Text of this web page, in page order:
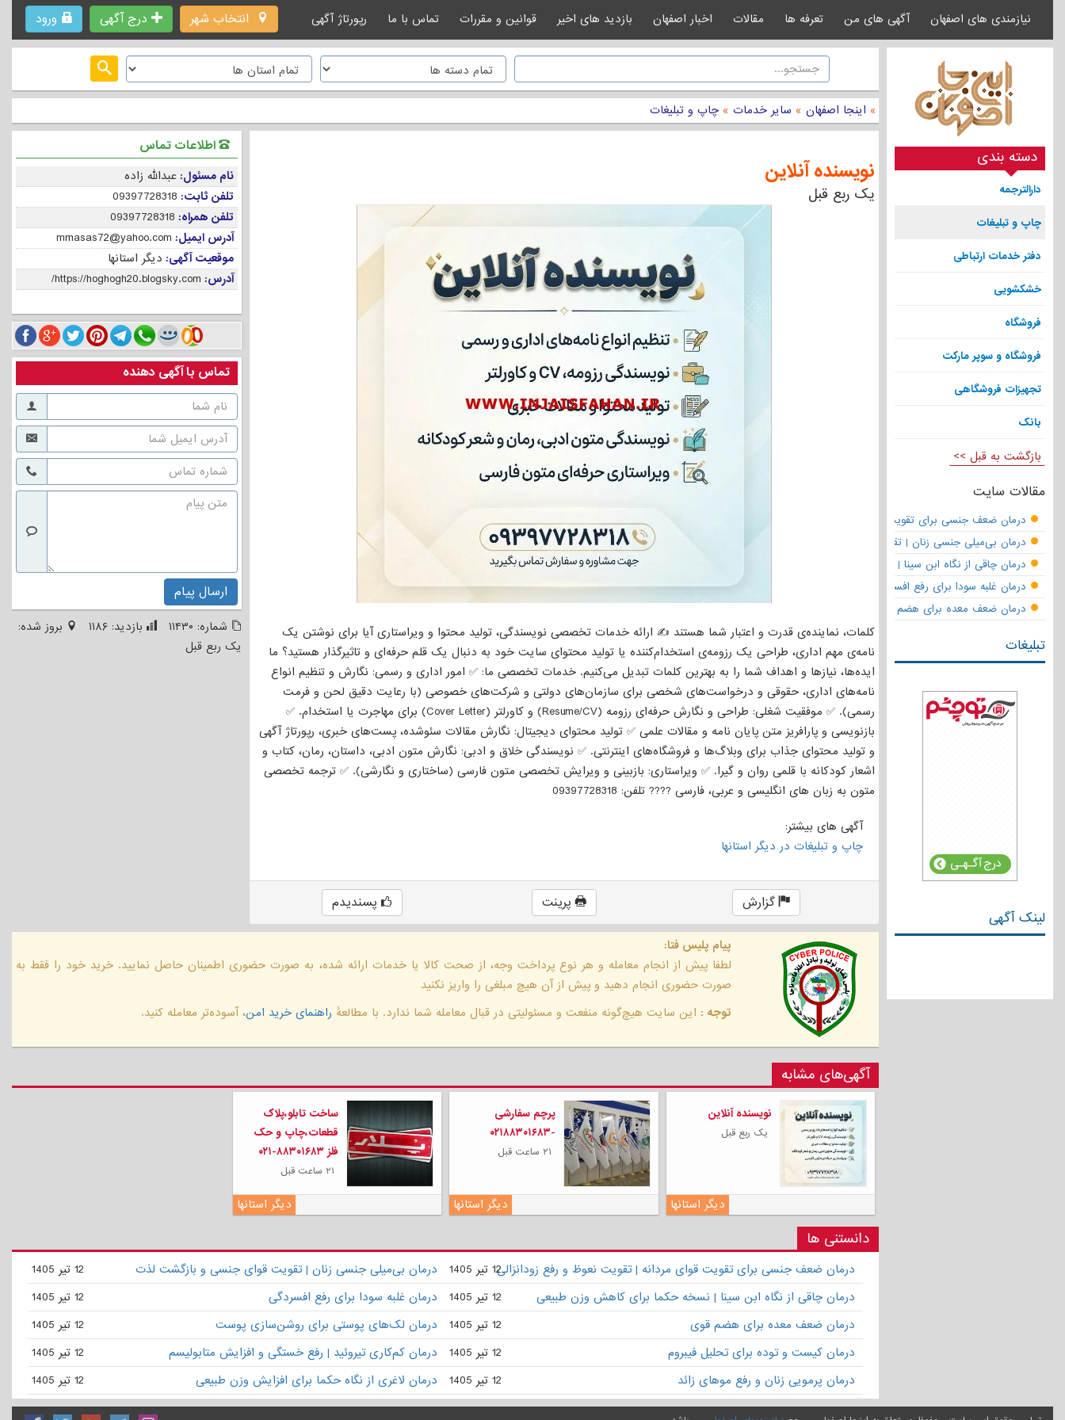
انتخاب شهر درج آگهی ورود نیازمندی های اصفهان آگهی های من تعرفه ها مقالات اخبار اصفهان بازدید های اخیر قوانین و مقررات تماس با ما رپورتاژ آگهی
دسته بندی
دارالترجمه
چاپ و تبلیغات
دفتر خدمات ارتباطی
خشکشویی
فروشگاه
فروشگاه و سوپر مارکت
تجهیزات فروشگاهی
بانک
بازگشت به قبل >>
مقالات سایت
درمان ضعف جنسی برای تقویت قوای مردانه | تقویت نعوظ و رفع زودانزالی
درمان بی‌میلی جنسی زنان | تقویت قوای جنسی و بازگشت لذت
درمان چاقی از نگاه ابن سینا | نسخه حکما برای کاهش وزن طبیعی
درمان غلبه سودا برای رفع افسردگی
درمان ضعف معده برای هضم قوی
تبلیغات
لینک آگهی
» اینجا اصفهان » سایر خدمات » چاپ و تبلیغات
اطلاعات تماس
نام مسئول: عبدالله زاده
تلفن ثابت: 09397728318
تلفن همراه: 09397728318
آدرس ایمیل: mmasas72@yahoo.com
موقعیت آگهی: دیگر استانها
آدرس: https://hoghogh20.blogsky.com/
تماس با آگهی دهنده
ارسال پیام
شماره: ۱۱۴۳۰ بازدید: ۱۱۸۶
بروز شده:
یک ربع قبل
نویسنده آنلاین
یک ربع قبل
کلمات، نماینده‌ی قدرت و اعتبار شما هستند ✍️ ارائه خدمات تخصصی نویسندگی، تولید محتوا و ویراستاری آیا برای نوشتن یک
نامه‌ی مهم اداری، طراحی یک رزومه‌ی استخدام‌کننده یا تولید محتوای سایت خود به دنبال یک قلم حرفه‌ای و تاثیرگذار هستید؟ ما
ایده‌ها، نیازها و اهداف شما را به بهترین کلمات تبدیل می‌کنیم. خدمات تخصصی ما: ✅ امور اداری و رسمی: نگارش و تنظیم انواع
نامه‌های اداری، حقوقی و درخواست‌های شخصی برای سازمان‌های دولتی و شرکت‌های خصوصی (با رعایت دقیق لحن و فرمت
رسمی). ✅ موفقیت شغلی: طراحی و نگارش حرفه‌ای رزومه (Resume/CV) و کاورلتر (Cover Letter) برای مهاجرت یا استخدام. ✅
بازنویسی و پارافریز متن پایان نامه و مقالات علمی ✅ تولید محتوای دیجیتال: نگارش مقالات سئوشده، پست‌های خبری، رپورتاژ آگهی
و تولید محتوای جذاب برای وبلاگ‌ها و فروشگاه‌های اینترنتی. ✅ نویسندگی خلاق و ادبی: نگارش متون ادبی، داستان، رمان، کتاب و
اشعار کودکانه با قلمی روان و گیرا. ✅ ویراستاری: بازبینی و ویرایش تخصصی متون فارسی (ساختاری و نگارشی). ✅ ترجمه تخصصی
متون به زبان های انگلیسی و عربی، فارسی ???? تلفن: 09397728318
آگهی های بیشتر:
چاپ و تبلیغات در دیگر استانها
گزارش پرینت پسندیدم
پیام پلیس فتا:
لطفا پیش از انجام معامله و هر نوع پرداخت وجه، از صحت کالا یا خدمات ارائه شده، به صورت حضوری اطمینان حاصل نمایید. خرید خود را فقط به
صورت حضوری انجام دهید و پیش از آن هیچ مبلغی را واریز نکنید
توجه : این سایت هیچ‌گونه منفعت و مسئولیتی در قبال معامله شما ندارد. با مطالعهٔ راهنمای خرید امن، آسوده‌تر معامله کنید.
آگهی‌های مشابه
نویسنده آنلاین
یک ربع قبل
دیگر استانها
پرچم سفارشی
-۰۲۱۸۸۳۰۱۶۸۳
۲۱ ساعت قبل
دیگر استانها
ساخت تابلو،پلاک
قطعات،چاپ و حک
فلز ۸۸۳۰۱۶۸۳-۰۲۱
۲۱ ساعت قبل
دیگر استانها
دانستنی ها
درمان ضعف جنسی برای تقویت قوای مردانه | تقویت نعوظ و رفع زودانزالی12 تیر 1405 درمان بی‌میلی جنسی زنان | تقویت قوای جنسی و بازگشت لذت
12 تیر 1405
درمان چاقی از نگاه ابن سینا | نسخه حکما برای کاهش وزن طبیعی
12 تیر 1405 درمان غلبه سودا برای رفع افسردگی
12 تیر 1405
درمان ضعف معده برای هضم قوی
12 تیر 1405 درمان لک‌های پوستی برای روشن‌سازی پوست
12 تیر 1405
درمان کیست و توده برای تحلیل فیبروم
12 تیر 1405 درمان کم‌کاری تیروئید | رفع خستگی و افزایش متابولیسم
12 تیر 1405
درمان پرمویی زنان و رفع موهای زائد
12 تیر 1405 درمان لاغری از نگاه حکما برای افزایش وزن طبیعی 12 تیر 1405